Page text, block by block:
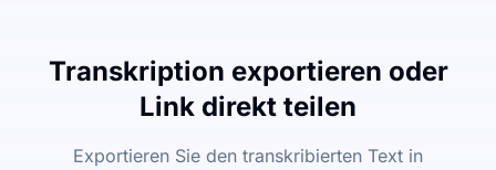
Transkription exportieren oder
Link direkt teilen
Exportieren Sie den transkribierten Text in